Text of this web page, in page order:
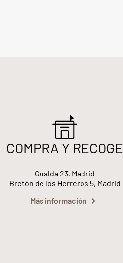
COMPRA Y RECOGE
Gualda 23, Madrid
Bretón de los Herreros 5, Madrid
Más información